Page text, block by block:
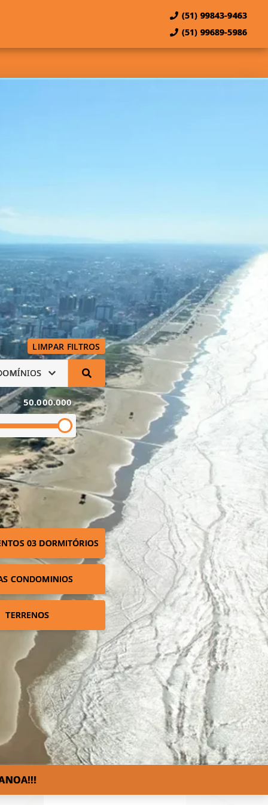
(51) 99843-9463
(51) 99689-5986
LIMPAR FILTROS
50.000.000
03 DORMITÓRIOS
CONDOMINIOS
TERRENOS